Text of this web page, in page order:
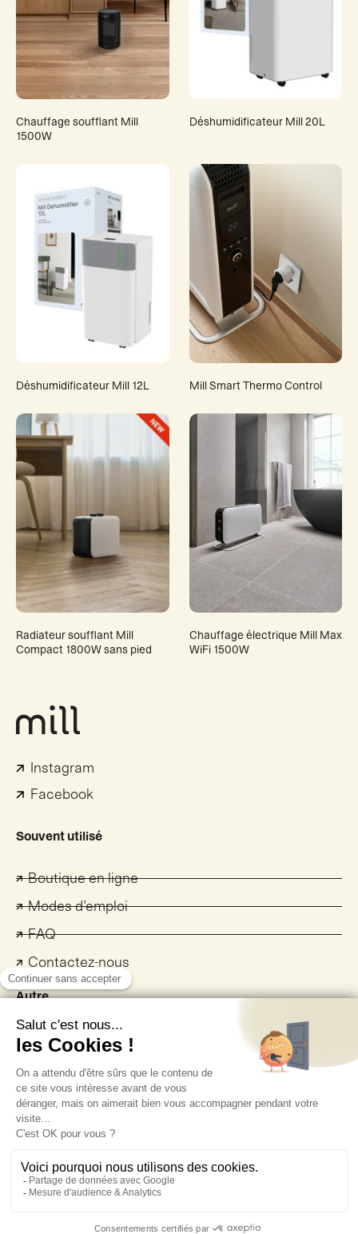
Chauffage soufflant Mill
1500W
Déshumidificateur Mill 20L
Déshumidificateur Mill 12L Mill Smart Thermo Control
Radiateur soufflant Mill
Compact 1800W sans pied
Chauffage électrique Mill Max
WiFi 1500W
Instagram
Facebook
Souvent utilisé
Boutique en ligne
Modes d’emploi
FAQ
Contactez-nous
Autre
Politique de confidentialité
Politique des cookies
Conditions d’utilisation
Réseau de distribution sélective
Déclaration UE de conformité